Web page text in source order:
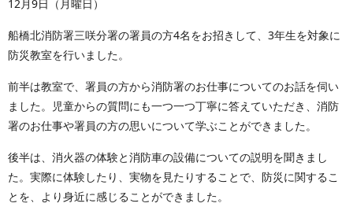
12月9日（月曜日）
船橋北消防署三咲分署の署員の方4名をお招きして、3年生を対象に
防災教室を行いました。
前半は教室で、署員の方から消防署のお仕事についてのお話を伺い
ました。児童からの質問にも一つ一つ丁寧に答えていただき、消防
署のお仕事や署員の方の思いについて学ぶことができました。
後半は、消火器の体験と消防車の設備についての説明を聞きまし
た。実際に体験したり、実物を見たりすることで、防災に関するこ
とを、より身近に感じることができました。